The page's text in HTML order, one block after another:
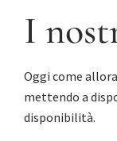
I
Oggi come
mettendo a
disponibilità.